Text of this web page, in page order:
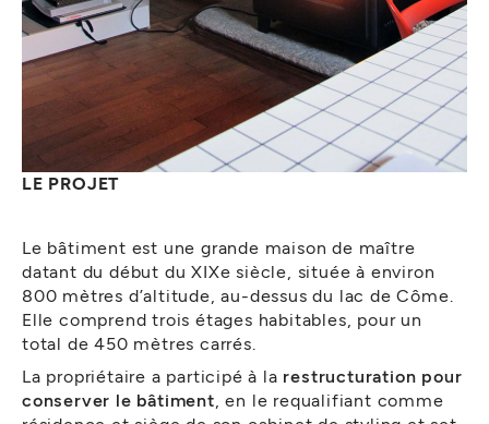
LE PROJET
Le bâtiment est une grande maison de maître
datant du début du XIXe siècle, située à environ
800 mètres d’altitude, au-dessus du lac de Côme.
Elle comprend trois étages habitables, pour un
total de 450 mètres carrés.
La propriétaire a participé à la restructuration pour
conserver le bâtiment , en le requalifiant comme